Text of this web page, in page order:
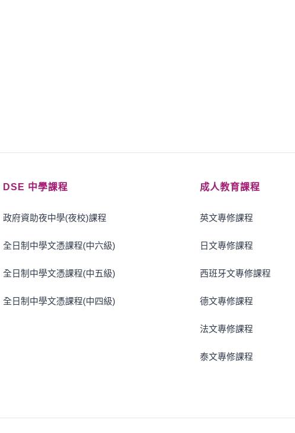
DSE 中學課程
政府資助夜中學(夜校)課程
全日制中學文憑課程(中六級)
全日制中學文憑課程(中五級)
全日制中學文憑課程(中四級)
成人教育課程
英文專修課程
日文專修課程
西班牙文專修課程
德文專修課程
法文專修課程
泰文專修課程